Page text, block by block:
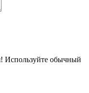
Используйте обычный